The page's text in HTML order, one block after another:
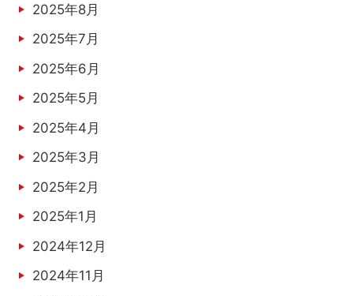
2025年8月
2025年7月
2025年6月
2025年5月
2025年4月
2025年3月
2025年2月
2025年1月
2024年12月
2024年11月